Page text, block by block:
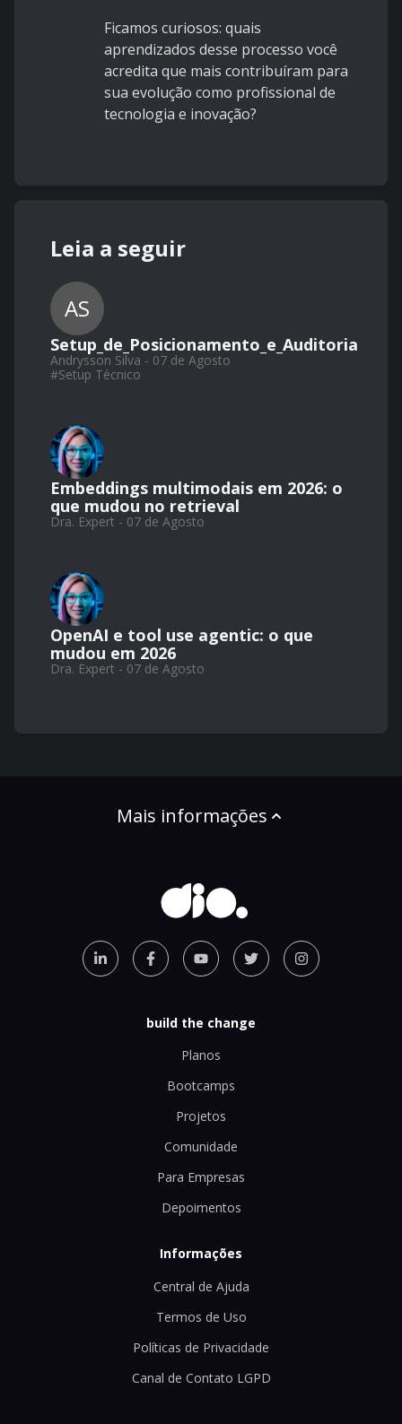
Ficamos curiosos: quais
aprendizados desse processo você
acredita que mais contribuíram para
sua evolução como profissional de
tecnologia e inovação?
Leia a seguir
AS
Setup_de_Posicionamento_e_Auditoria
Andrysson Silva - 07 de Agosto
#Setup Técnico
Embeddings multimodais em 2026: o
que mudou no retrieval
Dra. Expert - 07 de Agosto
OpenAI e tool use agentic: o que
mudou em 2026
Dra. Expert - 07 de Agosto
Mais informações
build the change
Planos
Bootcamps
Projetos
Comunidade
Para Empresas
Depoimentos
Informações
Central de Ajuda
Termos de Uso
Políticas de Privacidade
Canal de Contato LGPD